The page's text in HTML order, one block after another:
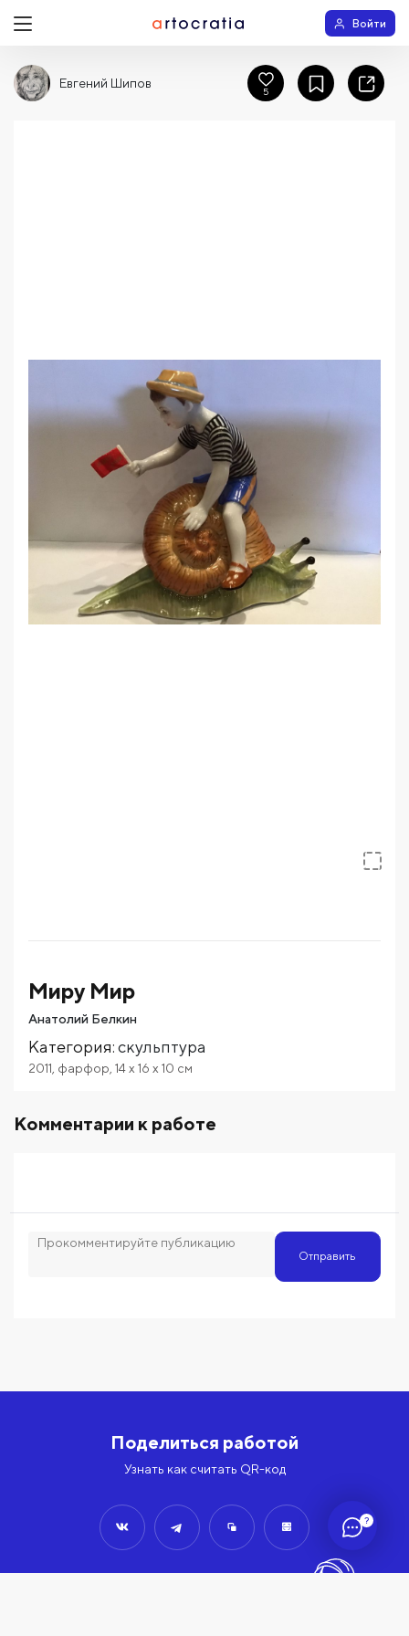
?
Войти
Миру Мир
Анатолий Белкин
Категория:скульптура
2011 фарфор 14x 16 x 10 см
Комментарии к работе
Отправить
Евгений Шипов
5
Поделиться работой
Узнать как считать QR-код